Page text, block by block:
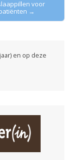
voor
→
en op deze